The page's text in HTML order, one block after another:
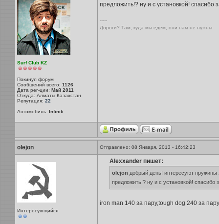
Surf Club KZ
Покинул форум
Сообщений всего: 1126
Дата рег-ции: Май 2011
Откуда: Алматы Казахстан
Репутация: 22
Автомобиль: Infiniti
предложить!? ну и с установкой! спасибо
-----
Дороги? Там, куда мы едем, они нам не нужны.
olejon Отправлено: 08 Января, 2013 - 16:42:23
Интересующийся
Alexxander пишет:
olejon добрый день! интересуют
предложить!? ну и с установкой! спасибо
iron man 140 за пару,tough dog 240 за пару